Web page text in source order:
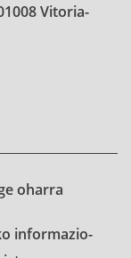
Vitoria-
oharra
informazio-